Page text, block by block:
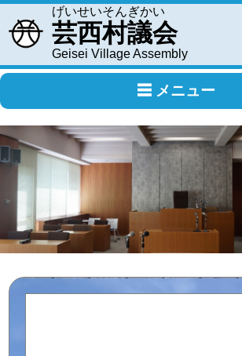
げいせいそんぎかい
芸西村議会
Geisei Village Assembly
☰ メニュー
ＴＯＰ
議会について
議員紹介
会議情報